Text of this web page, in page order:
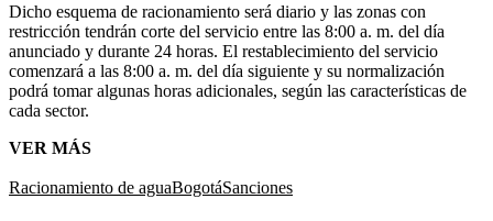
Dicho esquema de racionamiento será diario y las zonas con
restricción tendrán corte del servicio entre las 8:00 a. m. del día
anunciado y durante 24 horas. El restablecimiento del servicio
comenzará a las 8:00 a. m. del día siguiente y su normalización
podrá tomar algunas horas adicionales, según las características de
cada sector.
VER MÁS
Racionamiento de aguaBogotáSanciones